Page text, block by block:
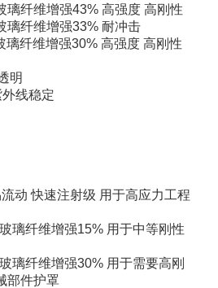
纤维增强43% 高强度 高刚性
纤维增强33% 耐冲击
纤维增强30% 高强度 高刚性
明
线稳定
动 快速注射级 用于高应力工程
璃纤维增强15% 用于中等刚性
璃纤维增强30% 用于需要高刚
部件护罩